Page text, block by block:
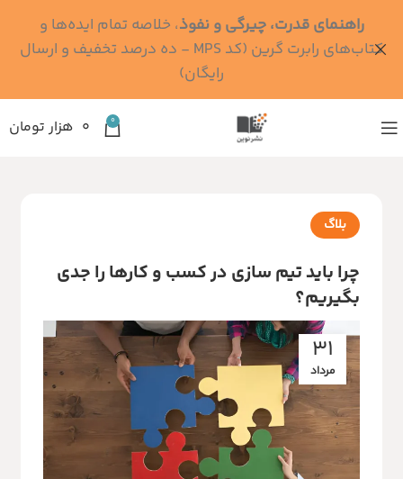
0 ۰ هزار تومان
بلاگ
چرا باید تیم سازی در کسب و کارها را جدی
بگیریم؟
31
مرداد
راهنمای قدرت، چیرگی و نفوذ، خلاصه تمام ایده‌ها و
کتاب‌های رابرت گرین (کد MPS - ده درصد تخفیف و ارسال
رایگان)